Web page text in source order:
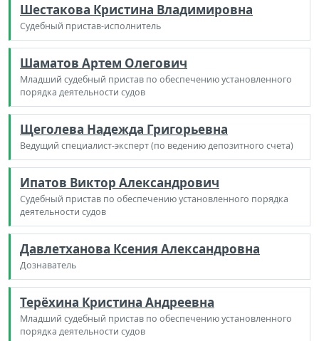
Шестакова Кристина Владимировна
Судебный пристав-исполнитель
Шаматов Артем Олегович
Младший судебный пристав по обеспечению установленного
порядка деятельности судов
Щеголева Надежда Григорьевна
Ведущий специалист-эксперт (по ведению депозитного счета)
Ипатов Виктор Александрович
Судебный пристав по обеспечению установленного порядка
деятельности судов
Давлетханова Ксения Александровна
Дознаватель
Терёхина Кристина Андреевна
Младший судебный пристав по обеспечению установленного
порядка деятельности судов